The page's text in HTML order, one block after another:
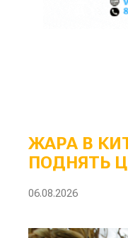
ЖАРА В
ПОДНЯТЬ
06.08.2026